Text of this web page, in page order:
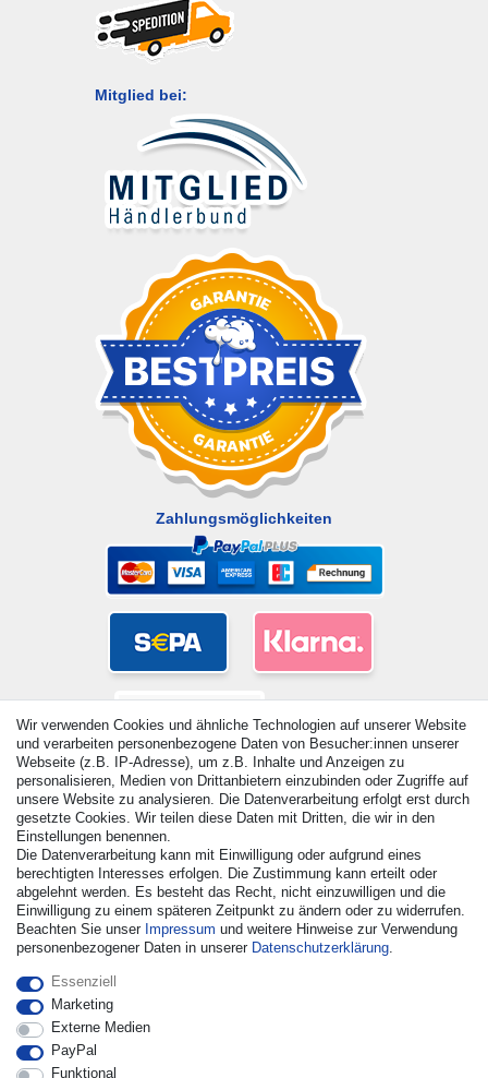
Mitglied bei:
Zahlungsmöglichkeiten
© Copyright 2026 | Alle Rechte vorbehalten. - Alle Rechte
vorbehalten. Preisangaben inkl. gesetzl. 19% MwSt. |
Grundpreise siehe Artikeldetail | *Gilt für Lieferungen nach
Deutschland!
Vertrag widerrufen Kontakt
Wir verwenden Cookies und ähnliche Technologien auf unserer Website
und verarbeiten personenbezogene Daten von Besucher:innen unserer
Webseite (z.B. IP-Adresse), um z.B. Inhalte und Anzeigen zu
personalisieren, Medien von Drittanbietern einzubinden oder Zugriffe auf
unsere Website zu analysieren. Die Datenverarbeitung erfolgt erst durch
gesetzte Cookies. Wir teilen diese Daten mit Dritten, die wir in den
Einstellungen benennen.
Die Datenverarbeitung kann mit Einwilligung oder aufgrund eines
berechtigten Interesses erfolgen. Die Zustimmung kann erteilt oder
abgelehnt werden. Es besteht das Recht, nicht einzuwilligen und die
Einwilligung zu einem späteren Zeitpunkt zu ändern oder zu widerrufen.
Beachten Sie unser Impressum und weitere Hinweise zur Verwendung
personenbezogener Daten in unserer Daten­schutz­erklärung.
Essenziell
Marketing
Externe Medien
PayPal
Funktional